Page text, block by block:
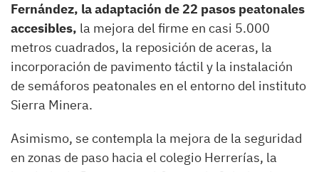
Fernández, la adaptación de 22 pasos peatonales
accesibles, la mejora del firme en casi 5.000
metros cuadrados, la reposición de aceras, la
incorporación de pavimento táctil y la instalación
de semáforos peatonales en el entorno del instituto
Sierra Minera.
Asimismo, se contempla la mejora de la seguridad
en zonas de paso hacia el colegio Herrerías, la